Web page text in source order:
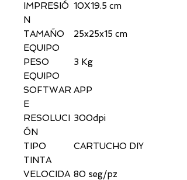
IMPRESIÓ
N
10X19.5 cm
TAMAÑO
EQUIPO
25x25x15 cm
PESO
EQUIPO
3 Kg
SOFTWAR
E
APP
RESOLUCI
ÓN
300dpi
TIPO
TINTA
CARTUCHO DIY
VELOCIDA 80 seg/pz